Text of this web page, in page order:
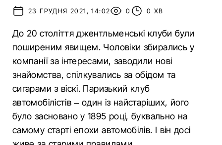
23 ГРУДНЯ 2021, 14:02 0 0 ХВ
До 20 століття джентльменські клуби були
поширеним явищем. Чоловіки збирались у
компанії за інтересами, заводили нові
знайомства, спілкувались за обідом та
сигарами з віскі. Паризький клуб
автомобілістів – один із найстаріших, його
було засновано у 1895 році, буквально на
самому старті епохи автомобілів. І він досі